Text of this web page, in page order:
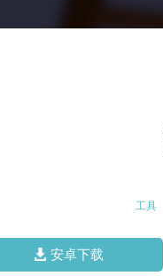
工具
安卓下载